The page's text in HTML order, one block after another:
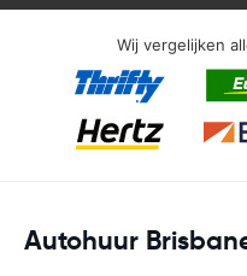
Wij vergelijken
Autohuur